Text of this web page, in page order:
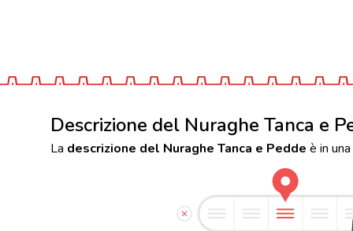
Descrizione del Nuraghe Tanca e
La descrizione del Nuraghe Tanca e Pedde è in